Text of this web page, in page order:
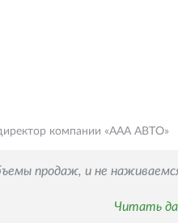
компании «ААА АВТО»
продаж, и не
Читать